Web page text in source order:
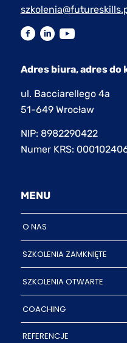
Adres biura, adres do
ul. Bacciarellego 4a
51-649 Wrocław
NIP: 8982290422
Numer KRS:
MENU
O NAS
SZKOLENIA ZAMKNIĘTE
SZKOLENIA OTWARTE
COACHING
REFERENCJE